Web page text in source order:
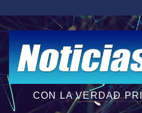
CON LA VERDAD